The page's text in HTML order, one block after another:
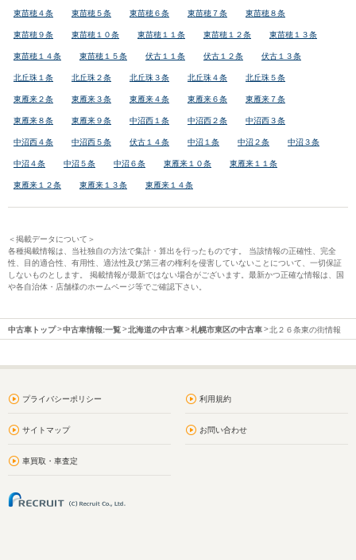
東苗穂４条 東苗穂５条 東苗穂６条 東苗穂７条 東苗穂８条
東苗穂９条 東苗穂１０条 東苗穂１１条 東苗穂１２条 東苗穂１３条
東苗穂１４条 東苗穂１５条 伏古１１条 伏古１２条 伏古１３条
北丘珠１条 北丘珠２条 北丘珠３条 北丘珠４条 北丘珠５条
東雁来２条 東雁来３条 東雁来４条 東雁来６条 東雁来７条
東雁来８条 東雁来９条 中沼西１条 中沼西２条 中沼西３条
中沼西４条 中沼西５条 伏古１４条 中沼１条 中沼２条 中沼３条
中沼４条 中沼５条 中沼６条 東雁来１０条 東雁来１１条
東雁来１２条 東雁来１３条 東雁来１４条
＜掲載データについて＞
各種掲載情報は、当社独自の方法で集計・算出を行ったものです。 当該情報の正確性、完全
性、目的適合性、有用性、適法性及び第三者の権利を侵害していないことについて、一切保証
しないものとします。 掲載情報が最新ではない場合がございます。最新かつ正確な情報は、国
や各自治体・店舗様のホームページ等でご確認下さい。
中古車トップ 中古車情報:一覧 北海道の中古車 札幌市東区の中古車 北２６条東の街情報
プライバシーポリシー 利用規約
サイトマップ お問い合わせ
車買取・車査定